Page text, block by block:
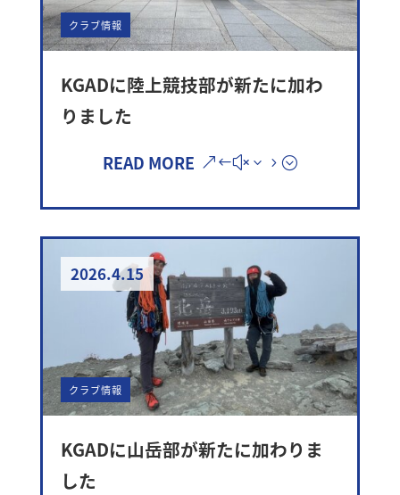
クラブ情報
KGADに陸上競技部が新たに加わ
りました
READ MORE
2026.4.15
クラブ情報
KGADに山岳部が新たに加わりま
した